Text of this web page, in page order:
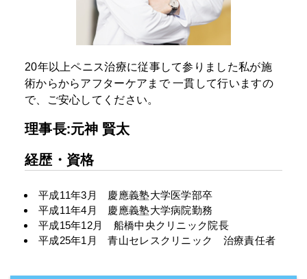
20年以上ペニス治療に従事して参りました私が施
術からからアフターケアまで一貫して行いますの
で、ご安心してください。
理事長:元神 賢太
経歴・資格
平成11年3月 慶應義塾大学医学部卒
平成11年4月 慶應義塾大学病院勤務
平成15年12月 船橋中央クリニック院長
平成25年1月 青山セレスクリニック 治療責任者